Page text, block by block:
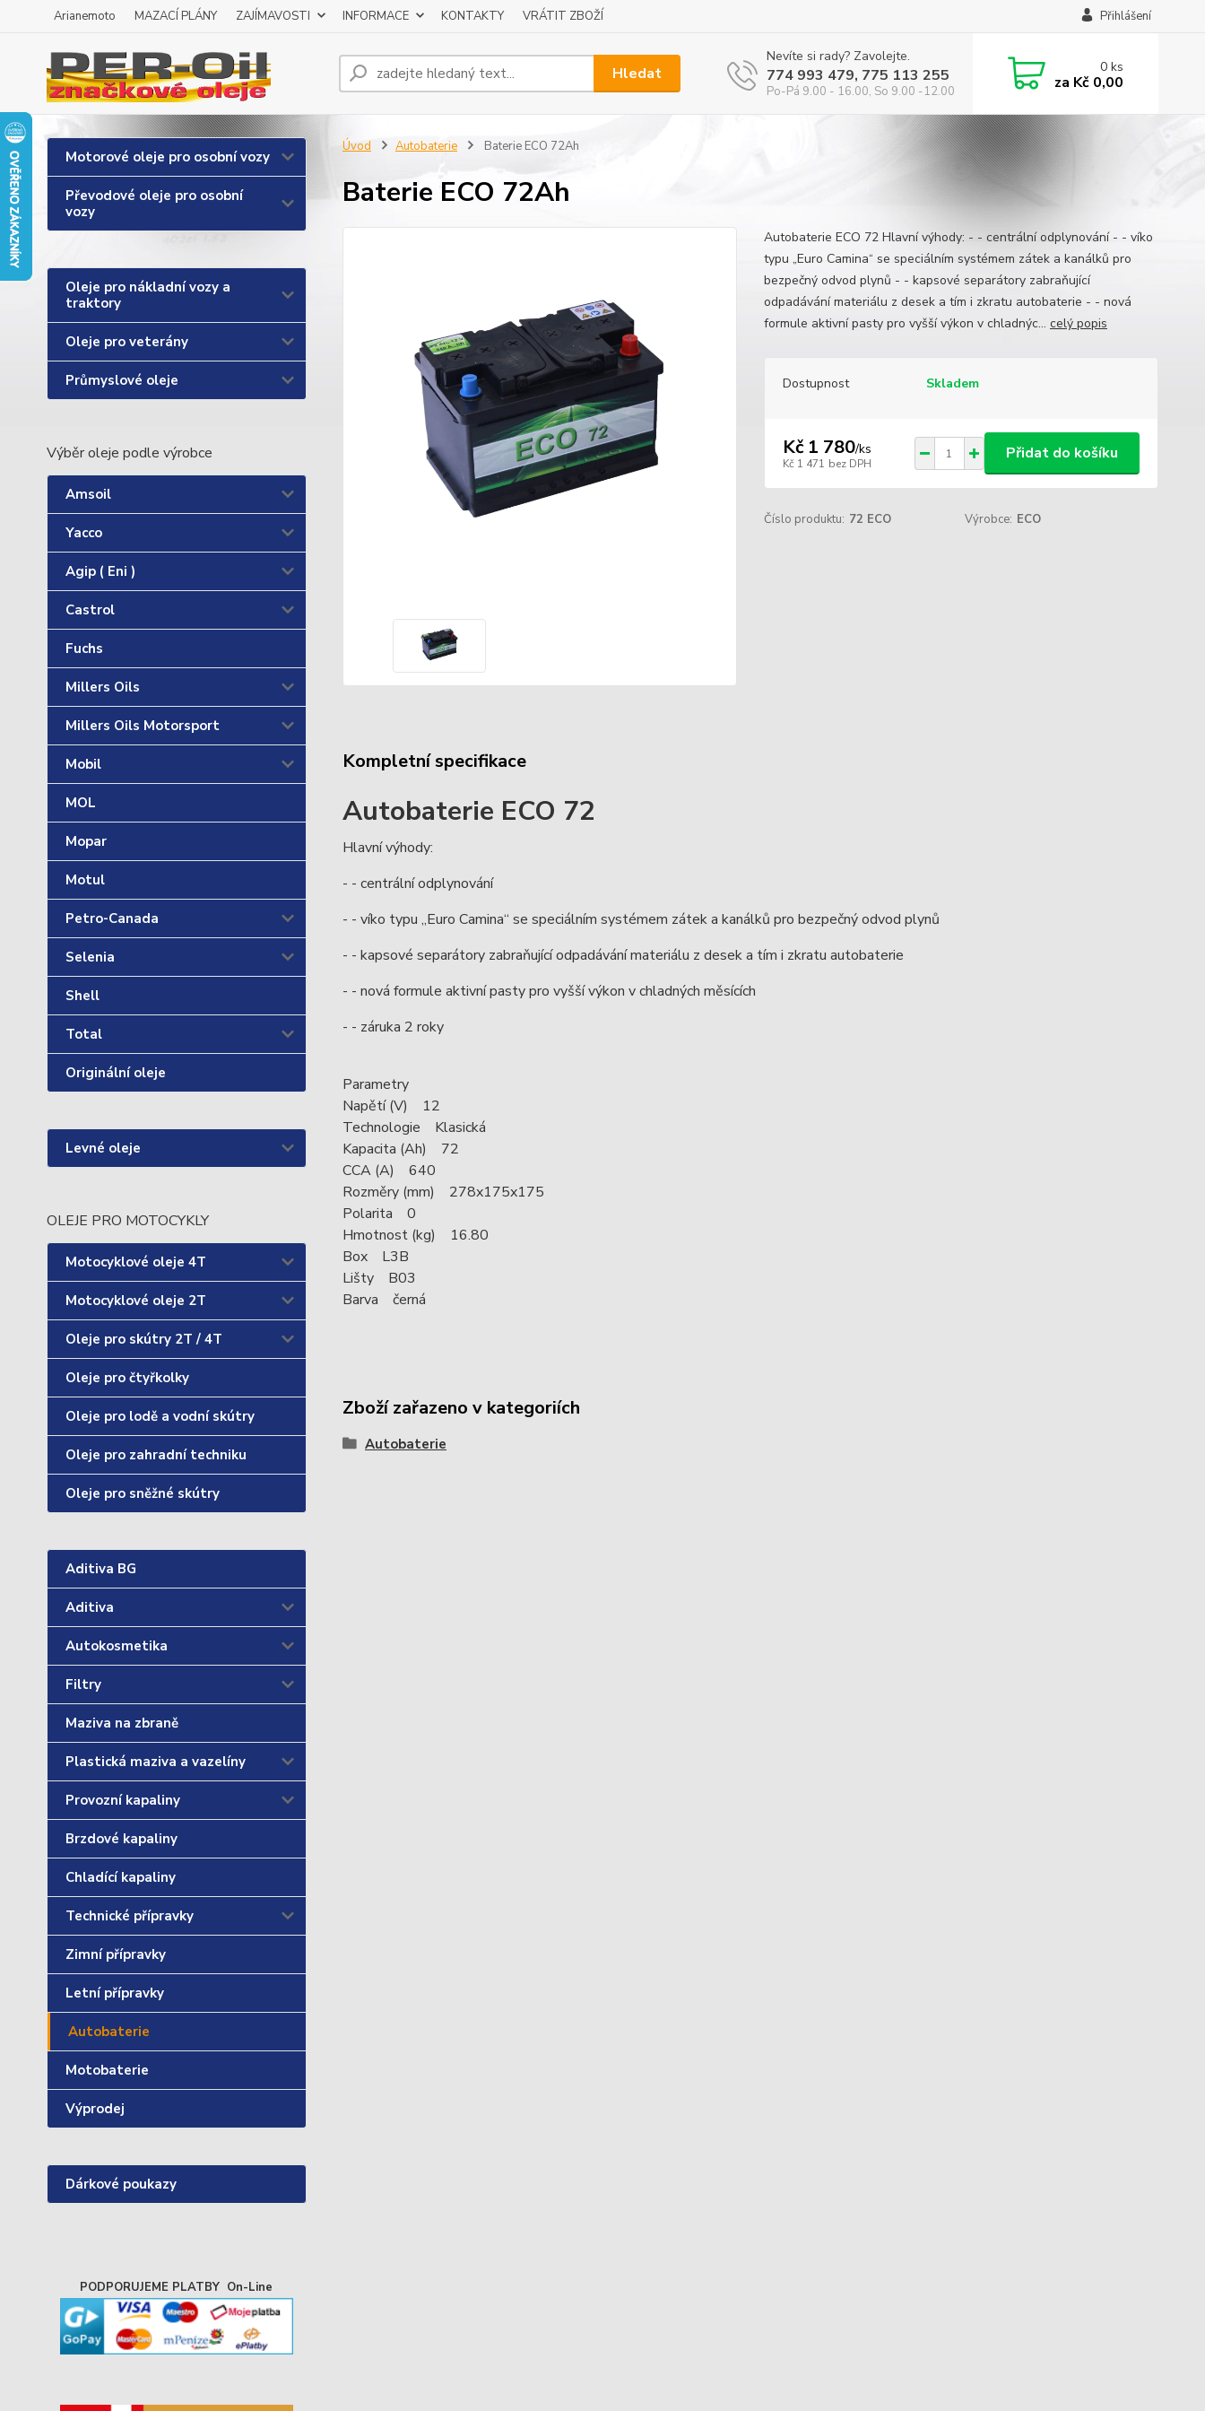
Arianemoto MAZACÍ PLÁNY ZAJÍMAVOSTI INFORMACE KONTAKTY VRÁTIT ZBOŽÍ Přihlášení
Hledat
Nevíte si rady? Zavolejte.
774 993 479, 775 113 255
Po-Pá 9.00 - 16.00, So 9.00 -12.00
0ks
za Kč 0,00
Motorové oleje pro osobní vozy
Převodové oleje pro osobní
vozy
Oleje pro nákladní vozy a
traktory
Oleje pro veterány
Průmyslové oleje
Výběr oleje podle výrobce
Amsoil
Yacco
Agip ( Eni )
Castrol
Fuchs
Millers Oils
Millers Oils Motorsport
Mobil
MOL
Mopar
Motul
Petro-Canada
Selenia
Shell
Total
Originální oleje
Levné oleje
OLEJE PRO MOTOCYKLY
Motocyklové oleje 4T
Motocyklové oleje 2T
Oleje pro skútry 2T / 4T
Oleje pro čtyřkolky
Oleje pro lodě a vodní skútry
Oleje pro zahradní techniku
Oleje pro sněžné skútry
Aditiva BG
Aditiva
Autokosmetika
Filtry
Maziva na zbraně
Plastická maziva a vazelíny
Provozní kapaliny
Brzdové kapaliny
Chladící kapaliny
Technické přípravky
Zimní přípravky
Letní přípravky
Autobaterie
Motobaterie
Výprodej
Dárkové poukazy
PODPORUJEME PLATBY On-Line
Úvod Autobaterie Baterie ECO 72Ah
Baterie ECO 72Ah
Autobaterie ECO 72 Hlavní výhody: - - centrální odplynování - - víko
typu „Euro Camina“ se speciálním systémem zátek a kanálků pro
bezpečný odvod plynů - - kapsové separátory zabraňující
odpadávání materiálu z desek a tím i zkratu autobaterie - - nová
formule aktivní pasty pro vyšší výkon v chladnýc... celý popis
Dostupnost Skladem
Kč 1 780/ks
Kč 1 471 bez DPH
Přidat do košíku
Číslo produktu: 72 ECO Výrobce: ECO
Kompletní specifikace
Autobaterie ECO 72
Hlavní výhody:
- - centrální odplynování
- - víko typu „Euro Camina“ se speciálním systémem zátek a kanálků pro bezpečný odvod plynů
- - kapsové separátory zabraňující odpadávání materiálu z desek a tím i zkratu autobaterie
- - nová formule aktivní pasty pro vyšší výkon v chladných měsících
- - záruka 2 roky
Parametry
Napětí (V) 12
Technologie Klasická
Kapacita (Ah) 72
CCA (A) 640
Rozměry (mm) 278x175x175
Polarita 0
Hmotnost (kg) 16.80
Box L3B
Lišty B03
Barva černá
Zboží zařazeno v kategoriích
Autobaterie